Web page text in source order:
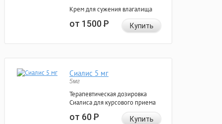
Крем для сужения влагалища
от 1500Р Купить
Сиалис 5 мг
5мг
Терапевтическая дозировка
Сиалиса для курсового приема
от 60Р Купить